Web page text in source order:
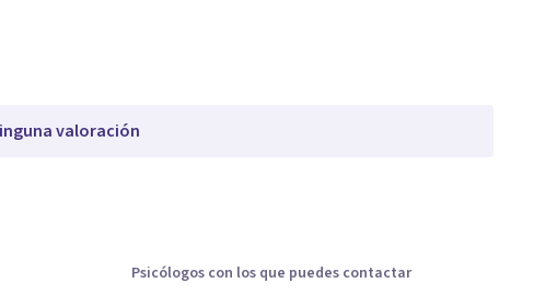
valoración
Psicólogos con los que puedes contactar